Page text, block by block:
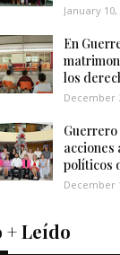
January 10,
En
los
December
acciones
políticos
December
+ Leído